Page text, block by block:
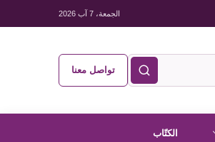
الجمعة، 7 آب 2026
تواصل معنا
الكتّاب